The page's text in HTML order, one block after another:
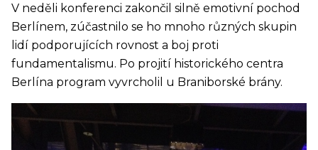
V neděli konferenci zakončil silně emotivní pochod
Berlínem, zúčastnilo se ho mnoho různých skupin
lidí podporujících rovnost a boj proti
fundamentalismu. Po projití historického centra
Berlína program vyvrcholil u Braniborské brány.